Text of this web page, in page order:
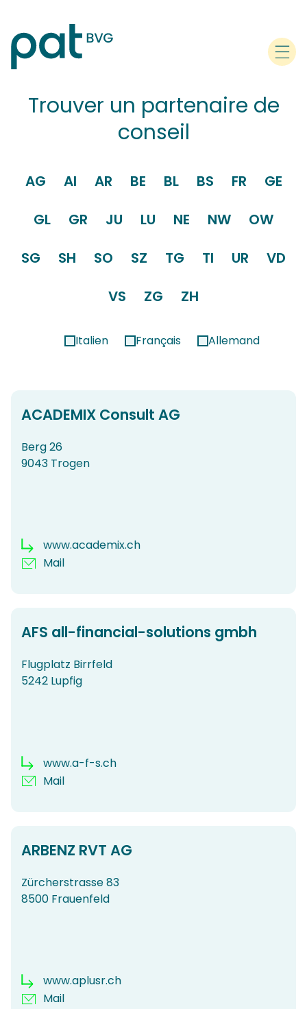
Trouver un partenaire de
conseil
AG AI AR BE BL BS FR
GE
GL
GR JU LU NE NW
OW
SG
SH SO SZ TG TI UR
VD
VS
ZG ZH
Italien Français Allemand
ACADEMIX Consult AG
Berg 26
9043 Trogen
www.academix.ch
Mail
AFS all-financial-solutions gmbh
Flugplatz Birrfeld
5242 Lupfig
www.a-f-s.ch
Mail
ARBENZ RVT AG
Zürcherstrasse 83
8500 Frauenfeld
www.aplusr.ch
Mail